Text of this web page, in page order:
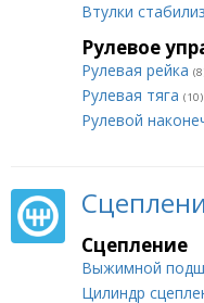
Втулки
Рулевое
Рулевая рейка
Рулевая тяга (10)
Рулевой
Сцепление
Выжимной
Цилиндр